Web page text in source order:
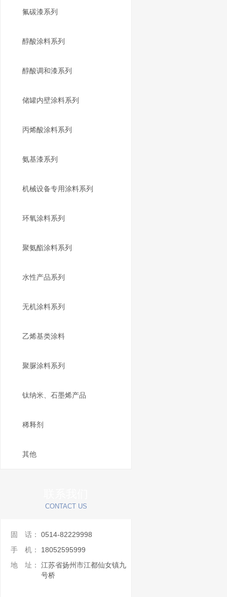
氟碳漆系列
醇酸涂料系列
醇酸调和漆系列
储罐内壁涂料系列
丙烯酸涂料系列
氨基漆系列
机械设备专用涂料系列
环氧涂料系列
聚氨酯涂料系列
水性产品系列
无机涂料系列
乙烯基类涂料
聚脲涂料系列
钛纳米、石墨烯产品
稀释剂
其他
CONTACT US
固 话：
0514-82229998
手 机：
18052595999
地 址：
江苏省扬州市江都仙女镇九
号桥